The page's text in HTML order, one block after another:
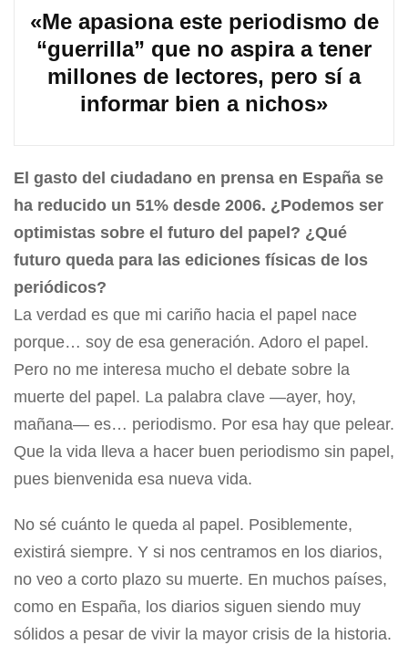
«Me apasiona este periodismo de
“guerrilla” que no aspira a tener
millones de lectores, pero sí a
informar bien a nichos»
El gasto del ciudadano en prensa en España se
ha reducido un 51% desde 2006. ¿Podemos ser
optimistas sobre el futuro del papel? ¿Qué
futuro queda para las ediciones físicas de los
periódicos?
La verdad es que mi cariño hacia el papel nace
porque… soy de esa generación. Adoro el papel.
Pero no me interesa mucho el debate sobre la
muerte del papel. La palabra clave —ayer, hoy,
mañana— es… periodismo. Por esa hay que pelear.
Que la vida lleva a hacer buen periodismo sin papel,
pues bienvenida esa nueva vida.
No sé cuánto le queda al papel. Posiblemente,
existirá siempre. Y si nos centramos en los diarios,
no veo a corto plazo su muerte. En muchos países,
como en España, los diarios siguen siendo muy
sólidos a pesar de vivir la mayor crisis de la historia.